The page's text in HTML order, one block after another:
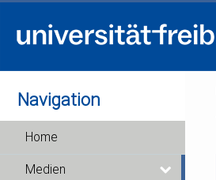
Navigation
Home
Medien